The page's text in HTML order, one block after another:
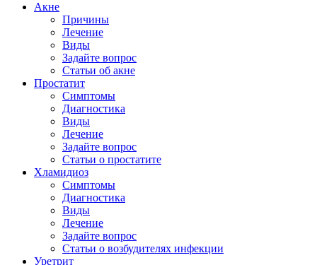
Акне
Причины
Лечение
Виды
Задайте вопрос
Статьи об акне
Простатит
Симптомы
Диагностика
Виды
Лечение
Задайте вопрос
Статьи о простатите
Хламидиоз
Симптомы
Диагностика
Виды
Лечение
Задайте вопрос
Статьи о возбудителях инфекции
Уретрит